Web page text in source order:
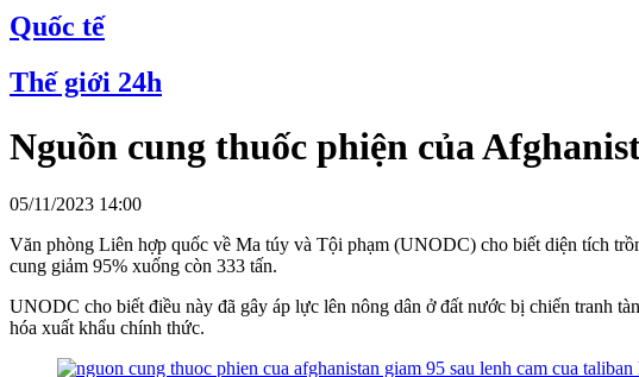
Quốc tế
Thế giới 24h
Nguồn cung thuốc phiện của
05/11/2023 14:00
Văn phòng Liên hợp quốc về Ma túy và Tội phạm (UNODC) cho biết diện tích
cung giảm 95% xuống còn 333 tấn.
UNODC cho biết điều này đã gây áp lực lên nông dân ở đất nước bị chiến tranh
hóa xuất khẩu chính thức.